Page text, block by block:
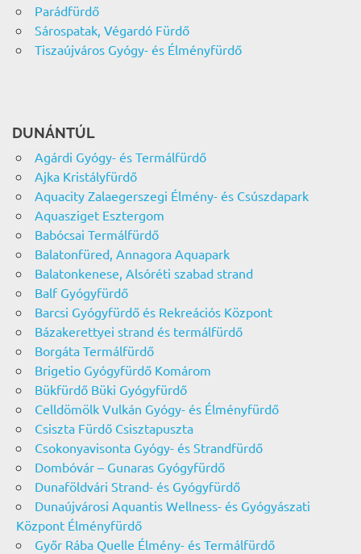
Parádfürdő
Sárospatak, Végardó Fürdő
Tiszaújváros Gyógy- és Élményfürdő
DUNÁNTÚL
Agárdi Gyógy- és Termálfürdő
Ajka Kristályfürdő
Aquacity Zalaegerszegi Élmény- és Csúszdapark
Aquasziget Esztergom
Babócsai Termálfürdő
Balatonfüred, Annagora Aquapark
Balatonkenese, Alsóréti szabad strand
Balf Gyógyfürdő
Barcsi Gyógyfürdő és Rekreációs Központ
Bázakerettyei strand és termálfürdő
Borgáta Termálfürdő
Brigetio Gyógyfürdő Komárom
Bükfürdő Büki Gyógyfürdő
Celldömölk Vulkán Gyógy- és Élményfürdő
Csiszta Fürdő Csisztapuszta
Csokonyavisonta Gyógy- és Strandfürdő
Dombóvár – Gunaras Gyógyfürdő
Dunaföldvári Strand- és Gyógyfürdő
Dunaújvárosi Aquantis Wellness- és Gyógyászati
Központ Élményfürdő
Győr Rába Quelle Élmény- és Termálfürdő